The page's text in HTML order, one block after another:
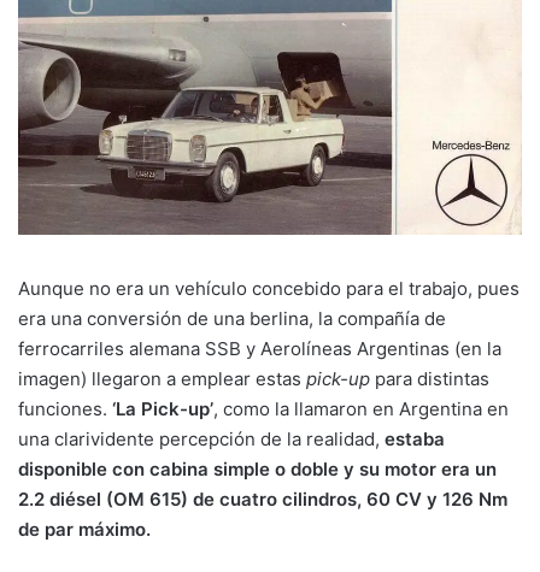
Aunque no era un vehículo concebido para el trabajo, pues
era una conversión de una berlina, la compañía de
ferrocarriles alemana SSB y Aerolíneas Argentinas (en la
imagen) llegaron a emplear estas pick-up para distintas
funciones. ‘La Pick-up’, como la llamaron en Argentina en
una clarividente percepción de la realidad, estaba
disponible con cabina simple o doble y su motor era un
2.2 diésel (OM 615) de cuatro cilindros, 60 CV y 126 Nm
de par máximo.